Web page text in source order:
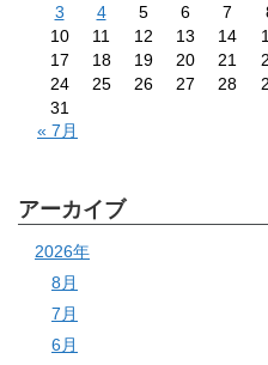
3
4 5 6 7
10
11 12 13 14
17
18 19 20 21
24
25 26 27 28
31
« 7月
アーカイブ
2026年
8月
7月
6月